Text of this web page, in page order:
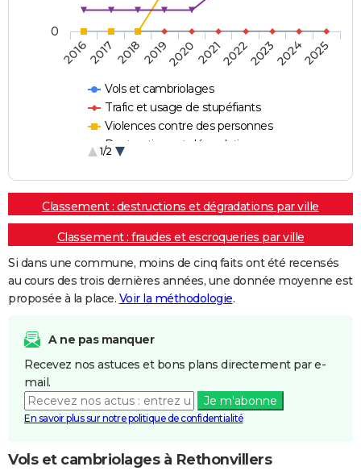
Vols et cambriolages
Trafic et usage de stupéfiants
Violences contre des personnes
Destructions et dégradations
1/2
20162017 20182019202020212022202320242025
0
Classement : destructions et dégradations par ville
Classement : fraudes et escroqueries par ville
Si dans une commune, moins de cinq faits ont été recensés
au cours des trois dernières années, une donnée moyenne est
proposée à la place. Voir la méthodologie.
A ne pas manquer
Recevez nos astuces et bons plans directement par e-
mail.
Je m'abonne
En savoir plus sur notre politique de confidentialité
Vols et cambriolages à Rethonvillers